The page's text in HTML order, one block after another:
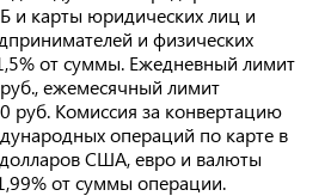
и карты юридических лиц и
и физических
от суммы. Ежедневный лимит
ежемесячный лимит
руб. Комиссия за конвертацию
операций по карте в
США, евро и валюты
от суммы операции.